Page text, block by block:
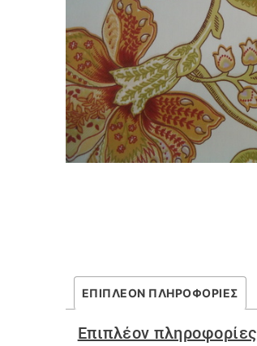
ΕΠΙΠΛΈΟΝ ΠΛΗΡΟΦΟΡΊΕΣ
Επιπλέον πληροφορίες